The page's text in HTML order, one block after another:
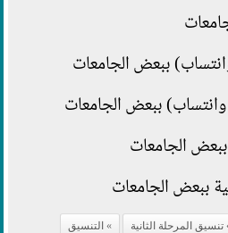
ببعض الجامعات
ببعض الجامعات
ببعض الجامعات
ببعض الجامعات
تنسيق المرحلة الثانية
التنسيق